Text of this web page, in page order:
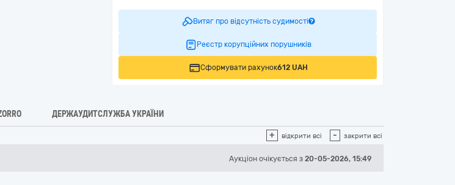
Витяг про відсутність судимості
Реєстр корупційних порушників
Сформувати рахунок612 UAH
ДЕРЖАУДИТСЛУЖБА УКРАЇНИ
+ відкрити всі - закрити всі
Аукціон очікується з 20-05-2026, 15:49